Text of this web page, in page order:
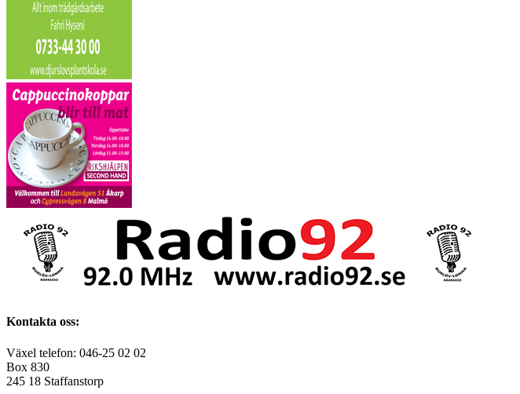
Kontakta oss:
Växel telefon: 046-25 02 02
Box 830
245 18 Staffanstorp